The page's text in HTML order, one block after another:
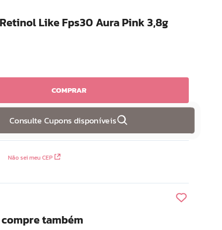
Like Fps30 Aura Pink 3,8g
COMPRAR
Consulte Cupons disponíveis
Não sei meu CEP
também